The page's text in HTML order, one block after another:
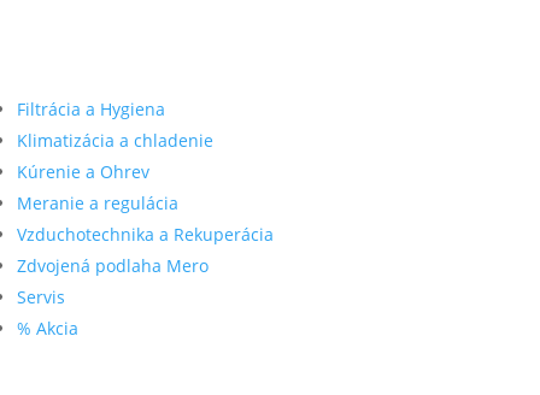
Filtrácia a Hygiena
Klimatizácia a chladenie
Kúrenie a Ohrev
Meranie a regulácia
Vzduchotechnika a Rekuperácia
Zdvojená podlaha Mero
Servis
% Akcia